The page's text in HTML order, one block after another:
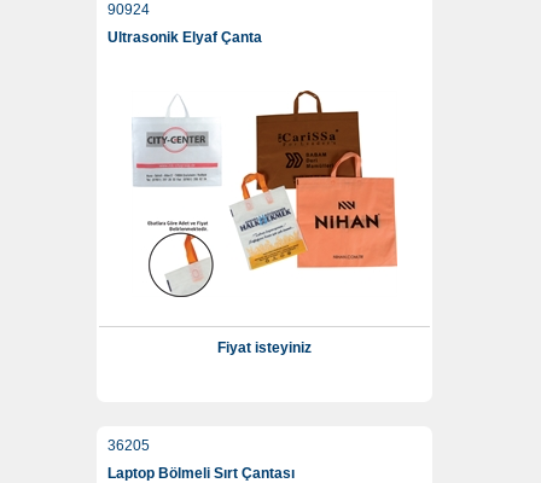
90924
Ultrasonik Elyaf Çanta
Fiyat isteyiniz
36205
Laptop Bölmeli Sırt Çantası